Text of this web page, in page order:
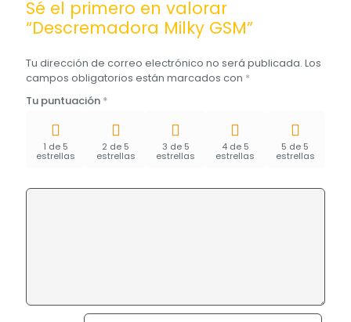
Sé el primero en valorar
“Descremadora Milky GSM”
Tu dirección de correo electrónico no será publicada. Los
campos obligatorios están marcados con *
Tu puntuación *
1 de 5
estrellas
2 de 5
estrellas
3 de 5
estrellas
4 de 5
estrellas
5 de 5
estrellas